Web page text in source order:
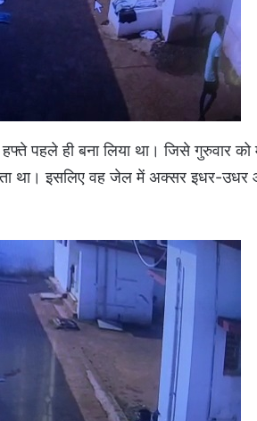
पहले ही बना लिया था। जिसे गुरुवार
था। इसलिए वह जेल में अक्सर इधर-उधर